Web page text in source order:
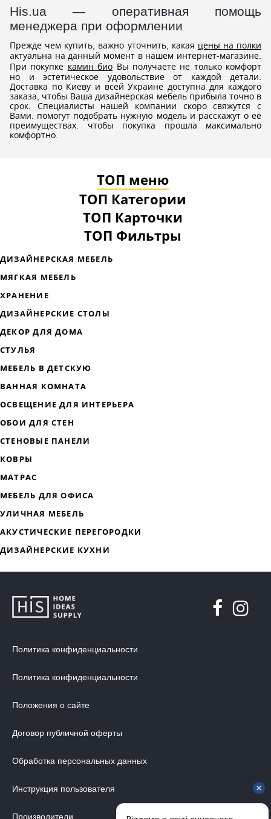
His.ua — оперативная помощь
менеджера при оформлении
Прежде чем купить, важно уточнить, какая цены на полки
актуальна на данный момент в нашем интернет-магазине.
При покупке камин био Вы получаете не только комфорт
но и эстетическое удовольствие от каждой детали.
Доставка по Киеву и всей Украине доступна для каждого
заказа, чтобы Ваша дизайнерская мебель прибыла точно в
срок. Специалисты нашей компании скоро свяжутся с
Вами. помогут подобрать нужную модель и расскажут о её
преимуществах. чтобы покупка прошла максимально
комфортно.
ТОП меню
ТОП Категории
ТОП Карточки
ТОП Фильтры
Политика конфиденциальности
Политика конфиденциальности
Положения о сайте
Договор публичной оферты
Обработка персональных данных
Инструкция пользователя
Производители